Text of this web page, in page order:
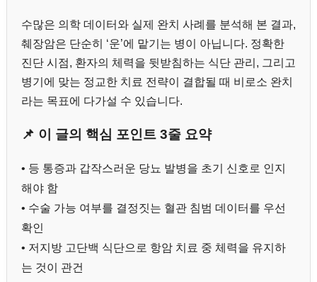
수많은 의학 데이터와 실제 완치 사례를 분석해 본 결과,
췌장암은 단순히 ‘운’에 맡기는 병이 아닙니다. 정확한
진단 시점, 환자의 체력을 뒷받침하는 식단 관리, 그리고
병기에 맞는 정교한 치료 전략이 결합될 때 비로소 완치
라는 목표에 다가설 수 있습니다.
📌 이 글의 핵심 포인트 3줄 요약
• 등 통증과 갑작스러운 당뇨 발병을 초기 신호로 인지
해야 함
• 수술 가능 여부를 결정짓는 혈관 침범 데이터를 우선
확인
• 저지방 고단백 식단으로 항암 치료 중 체력을 유지하
는 것이 관건